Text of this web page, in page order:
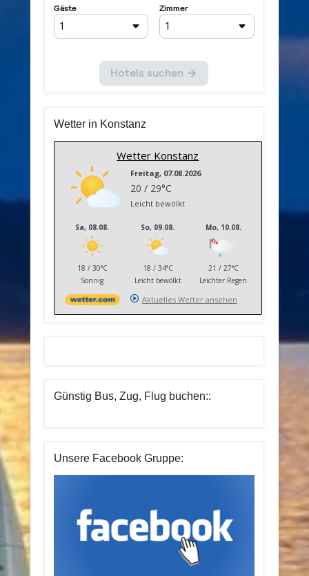
Wetter in Konstanz
Wetter Konstanz
Freitag, 07.08.2026
20 / 29°C
Leicht bewölkt
Sa, 08.08.
18 / 30°C
Sonnig
So, 09.08.
18 / 34°C
Leicht bewölkt
Mo, 10.08.
21 / 27°C
Leichter Regen
Aktuelles Wetter ansehen
Günstig Bus, Zug, Flug buchen::
Unsere Facebook Gruppe: